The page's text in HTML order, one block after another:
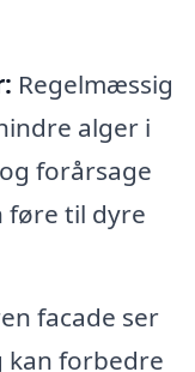
Regelmæssig
alger i
forårsage
føre til dyre
facade ser
kan forbedre